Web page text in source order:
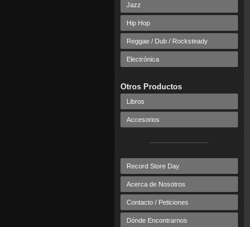
Jazz
Hip Hop
Reggae / Dub / Rocksteady
Electrónica
Otros Productos
Libros
Accesorios
Record Store Day
Acerca de Nosotros
Contacto / Peticiones
Dónde Encontrarnos